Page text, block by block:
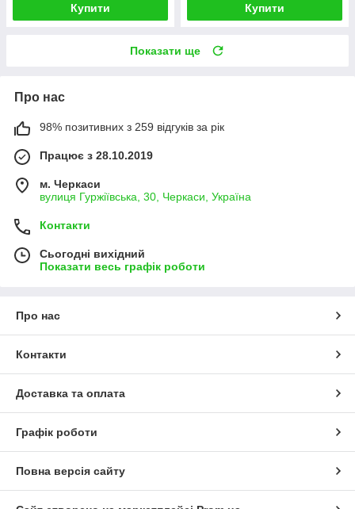
Купити Купити
Показати ще
Про нас
98% позитивних з 259 відгуків за рік
Працює з 28.10.2019
м. Черкаси
вулиця Гуржіївська, 30, Черкаси, Україна
Контакти
Сьогодні вихідний
Показати весь графік роботи
Про нас
Контакти
Доставка та оплата
Графік роботи
Повна версія сайту